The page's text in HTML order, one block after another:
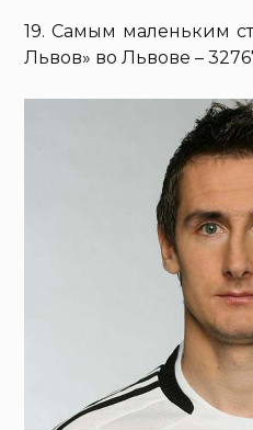
19. Самым маленьким
Львов» во Львове –